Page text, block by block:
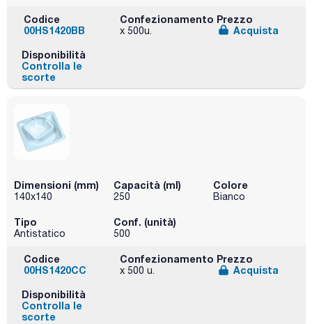
Codice
00HS1420BB
Confezionamento
x 500u.
Prezzo
Acquista
Disponibilità
Controlla le
scorte
Dimensioni (mm)
140x140
Capacità (ml)
250
Colore
Bianco
Tipo
Antistatico
Conf. (unità)
500
Codice
00HS1420CC
Confezionamento
x 500 u.
Prezzo
Acquista
Disponibilità
Controlla le
scorte